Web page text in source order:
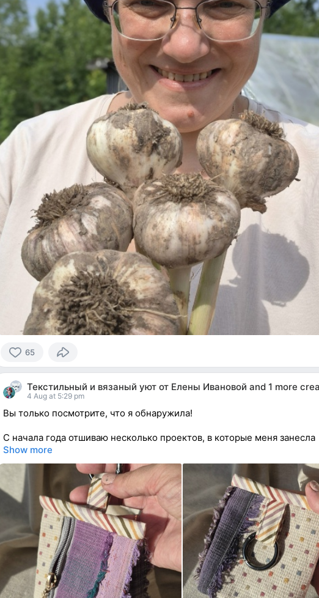
65
65
reactedТекстильный и вязаный уют от Елены Ивановой and 1 more
4 Aug at 5:29 pm
Вы только посмотрите, что я обнаружила!
С начала года отшиваю несколько проектов, в которые меня занесла
Show more